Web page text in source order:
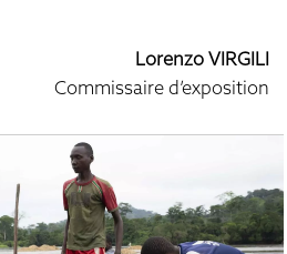
Lorenzo VIRGILI
Commissaire d’exposition